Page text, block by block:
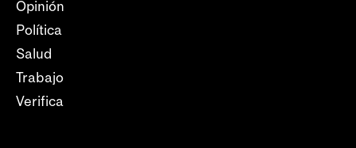
Opinión
Política
Salud
Trabajo
Verifica